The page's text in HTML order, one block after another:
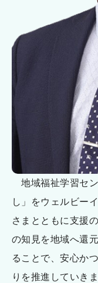
地域福祉学習セ
し」をウェルビー
さまとともに支援
の知見を地域へ還
ることで、安心か
りを推進していき